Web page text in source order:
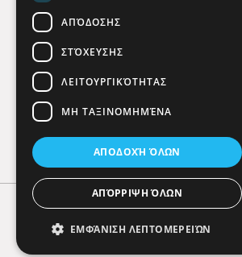
HERE. All Rights
ΑΠΌΔΟΣΗΣ
ΣΤΌΧΕΥΣΗΣ
ΛΕΙΤΟΥΡΓΙΚΌΤΗΤΑΣ
ΜΗ ΤΑΞΙΝΟΜΗΜΈΝΑ
ΑΠΟΔΟΧΉ ΌΛΩΝ
ΑΠΌΡΡΙΨΗ ΌΛΩΝ
ΕΜΦΆΝΙΣΗ ΛΕΠΤΟΜΕΡΕΙΏΝ